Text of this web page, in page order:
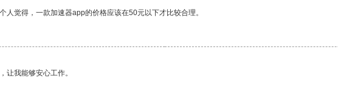
觉得，一款加速器app的价格应该在50元以下才比较合理。
让我能够安心工作。